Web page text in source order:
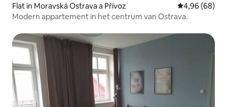
Flat in Moravská Ostrava a Přívoz Gemiddelde
4,96 (68)
Modern appartement in het centrum van Ostrava.